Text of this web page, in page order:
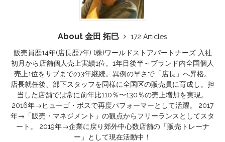
About 金田 拓巳
172 Articles
販売員歴14年(店長歴7年) (株)ワールドストアパートナーズ 入社
初月から店舗個人売上実績1位。1年目後半～ブランド内全国個人
売上1位をサブまでの3年継続。異例の早さで「店長」へ昇格。
店長就任後、部下スタッフを同様に全国区の販売員に育成し。担
当した店舗では常に前年比110％〜130％の売上増加を実現。
2016年→ヒューゴ・ボスで再度パフォーマーとして活躍。 2017
年→「販売・マネジメント」の観点からフリーランスとしてスタ
ート。 2019年→企業に戻り郊外中心数店舗の「販売トレーナ
ー」として現在活動中！